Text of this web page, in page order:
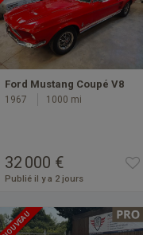
Ford Mustang Coupé V8
1967 1000 mi
32 000 €
Publié il y a 2 jours
NOUVEAU